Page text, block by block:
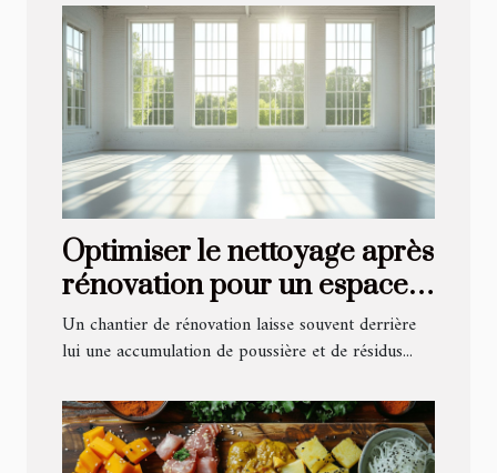
Optimiser le nettoyage après
rénovation pour un espace
revitalisé
Un chantier de rénovation laisse souvent derrière
lui une accumulation de poussière et de résidus...